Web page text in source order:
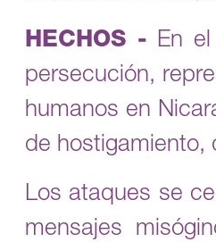
HECHOS - En
persecución,
humanos en
de hostigamiento,
Los ataques se
mensajes